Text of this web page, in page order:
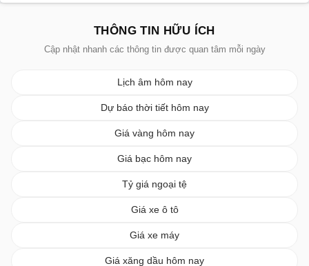
THÔNG TIN HỮU ÍCH
Cập nhật nhanh các thông tin được quan tâm mỗi ngày
Lịch âm hôm nay
Dự báo thời tiết hôm nay
Giá vàng hôm nay
Giá bạc hôm nay
Tỷ giá ngoại tệ
Giá xe ô tô
Giá xe máy
Giá xăng dầu hôm nay